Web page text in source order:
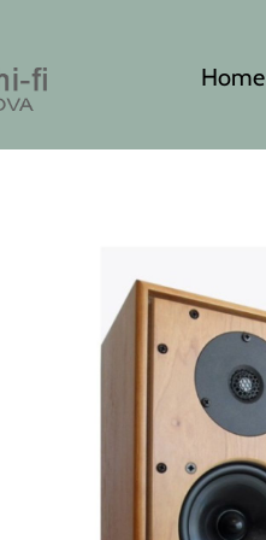
Home